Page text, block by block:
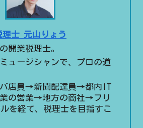
理士 元山りょう
開業税理士。
ュージシャンで、プロの道
バ店員→新聞配達員→都内IT
の営業→地方の商社→フリ
を経て、税理士を目指すこ